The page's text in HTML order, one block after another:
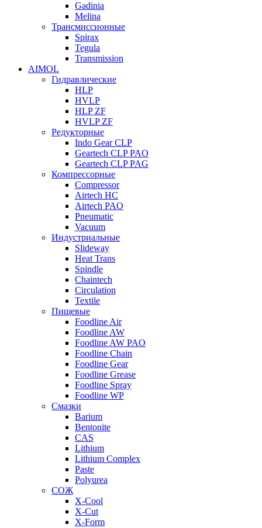
Gadinia
Melina
Трансмиссионные
Spirax
Tegula
Transmission
AIMOL
Гидравлические
HLP
HVLP
HLP ZF
HVLP ZF
Редукторные
Indo Gear CLP
Geartech CLP PAO
Geartech CLP PAG
Компрессорные
Compressor
Airtech HC
Airtech PAO
Pneumatic
Vacuum
Индустриальные
Slideway
Heat Trans
Spindle
Chaintech
Circulation
Textile
Пищевые
Foodline Air
Foodline AW
Foodline AW PAO
Foodline Chain
Foodline Gear
Foodline Grease
Foodline Spray
Foodline WP
Смазки
Barium
Bentonite
CAS
Lithium
Lithium Complex
Paste
Polyurea
СОЖ
X-Cool
X-Cut
X-Form